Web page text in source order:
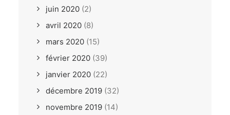
juin 2020 (2)
avril 2020 (8)
mars 2020 (15)
février 2020 (39)
janvier 2020 (22)
décembre 2019 (32)
novembre 2019 (14)